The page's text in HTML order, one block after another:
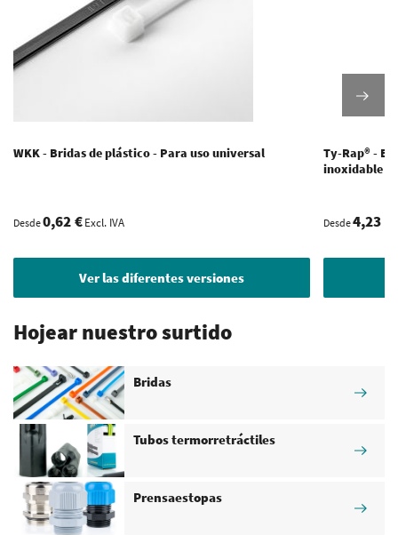
WKK - Bridas de plástico - Para uso universal
Desde0,62 €Excl. IVA
Ver las diferentes versiones
Ty-Rap® -
inoxidable -
Desde4,23 €
Hojear nuestro surtido
Bridas
Tubos termorretráctiles
Prensaestopas